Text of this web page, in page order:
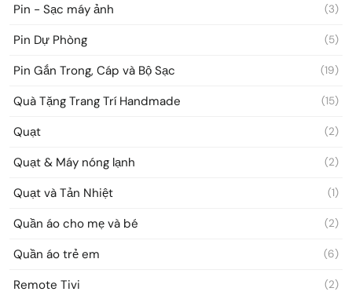
Pin - Sạc máy ảnh (3)
Pin Dự Phòng (5)
Pin Gắn Trong, Cáp và Bộ Sạc (19)
Quà Tặng Trang Trí Handmade (15)
Quạt (2)
Quạt & Máy nóng lạnh (2)
Quạt và Tản Nhiệt (1)
Quần áo cho mẹ và bé (2)
Quần áo trẻ em (6)
Remote Tivi (2)